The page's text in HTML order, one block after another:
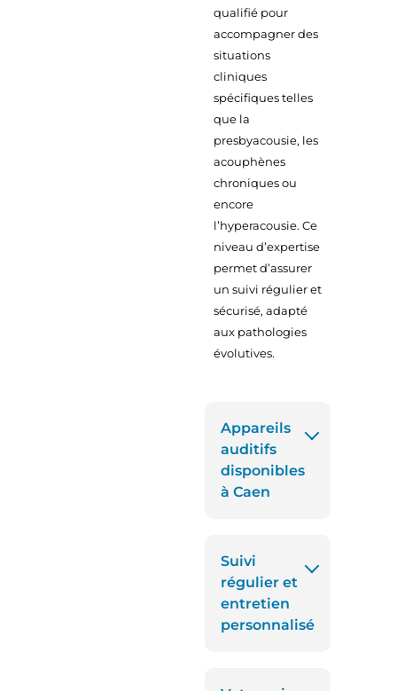
qualifié pour
accompagner des
situations
cliniques
spécifiques telles
que la
presbyacousie, les
acouphènes
chroniques ou
encore
l’hyperacousie. Ce
niveau d’expertise
permet d’assurer
un suivi régulier et
sécurisé, adapté
aux pathologies
évolutives.
Appareils
auditifs
disponibles
à Caen
Suivi
régulier et
entretien
personnalisé